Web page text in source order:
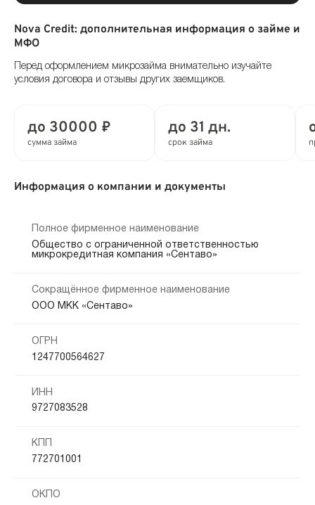
Nova Credit: дополнительная информация о займе и
МФО
Перед оформлением микрозайма внимательно изучайте
условия договора и отзывы других заемщиков.
до 30000 ₽
сумма займа
до 31 дн.
срок займа
Информация о компании и документы
Полное фирменное наименование
Общество с ограниченной ответственностью
микрокредитная компания «Сентаво»
Сокращённое фирменное наименование
ООО МКК «Сентаво»
ОГРН
1247700564627
ИНН
9727083528
КПП
772701001
ОКПО